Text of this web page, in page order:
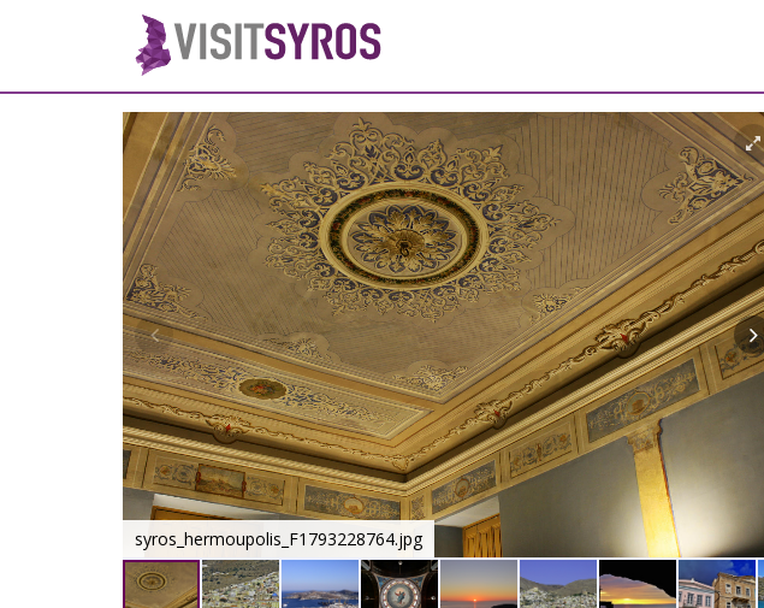
syros_hermoupolis_F1793228764.jpg